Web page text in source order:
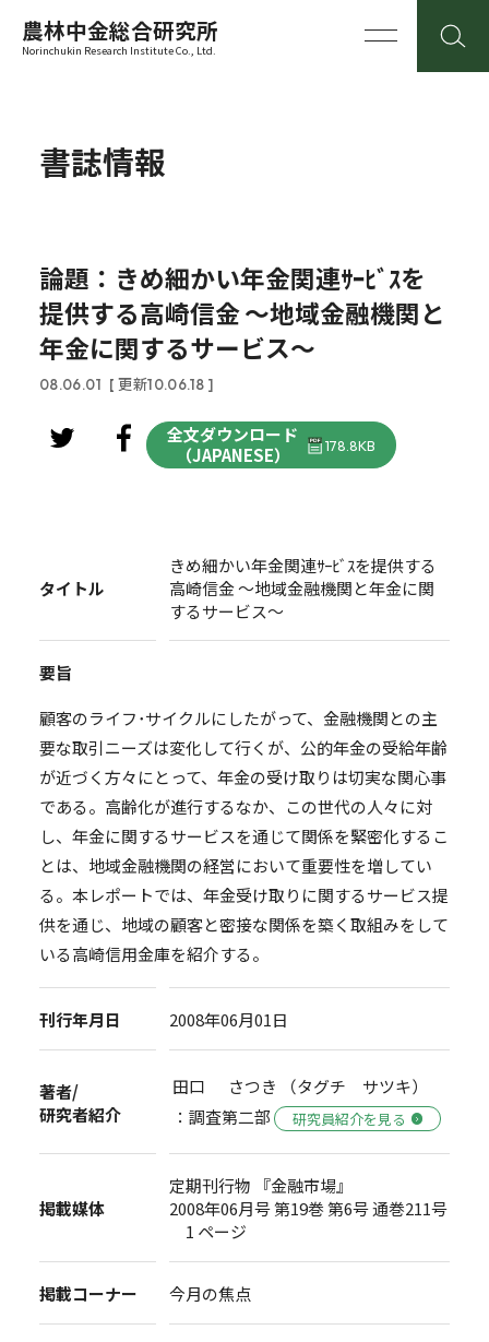
農林中金総合研究所
Norinchukin Research Institute Co., Ltd.
書誌情報
論題：きめ細かい年金関連ｻｰﾋﾞｽを
提供する高崎信金 ～地域金融機関と
年金に関するサービス～
08.06.01 [ 更新10.06.18 ]
全文ダウンロード
（JAPANESE）
178.8KB
タイトル
きめ細かい年金関連ｻｰﾋﾞｽを提供する
高崎信金 ～地域金融機関と年金に関
するサービス～
要旨
顧客のライフ･サイクルにしたがって、金融機関との主
要な取引ニーズは変化して行くが、公的年金の受給年齢
が近づく方々にとって、年金の受け取りは切実な関心事
である。高齢化が進行するなか、この世代の人々に対
し、年金に関するサービスを通じて関係を緊密化するこ
とは、地域金融機関の経営において重要性を増してい
る。本レポートでは、年金受け取りに関するサービス提
供を通じ、地域の顧客と密接な関係を築く取組みをして
いる高崎信用金庫を紹介する。
刊行年月日 2008年06月01日
著者/
研究者紹介
田口 さつき （タグチ サツキ）
：調査第二部
研究員紹介を見る
掲載媒体
定期刊行物 『金融市場』
2008年06月号 第19巻 第6号 通巻211号
1 ページ
掲載コーナー 今月の焦点